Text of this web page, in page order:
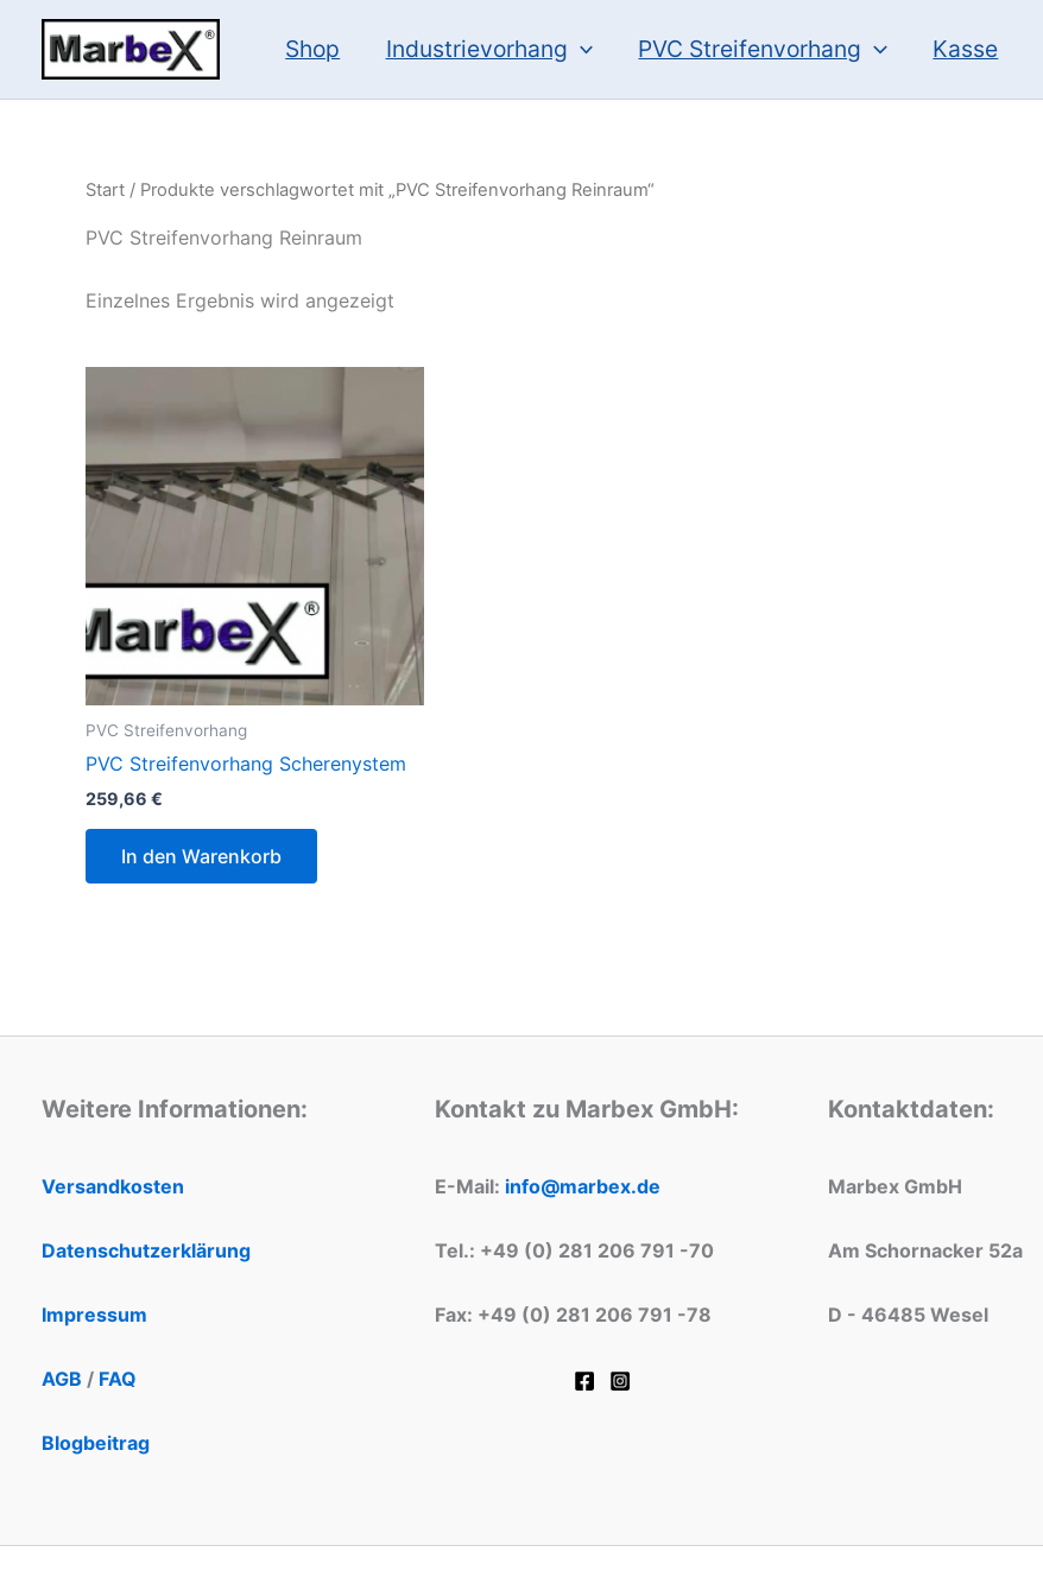
springen
Shop Industrievorhang PVC Streifenvorhang Kasse
Start / Produkte verschlagwortet mit „PVC Streifenvorhang Reinraum“
PVC Streifenvorhang Reinraum
Einzelnes Ergebnis wird angezeigt
PVC Streifenvorhang
PVC Streifenvorhang Scherenystem
259,66 €
In den Warenkorb
Weitere Informationen:
Versandkosten
Datenschutzerklärung
Impressum
AGB / FAQ
Blogbeitrag
Kontakt zu Marbex GmbH:
E-Mail: info@marbex.de
Tel.: +49 (0) 281 206 791 -70
Fax: +49 (0) 281 206 791 -78
Kontaktdaten:
Marbex GmbH
Am Schornacker 52a
D - 46485 Wesel